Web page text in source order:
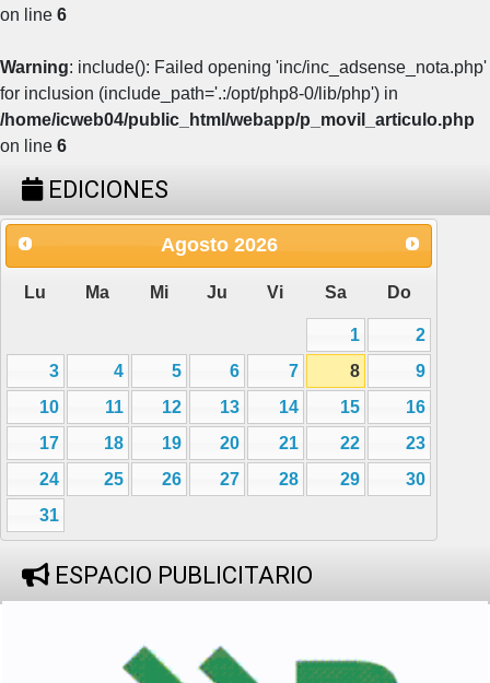
on line 6
Warning: include(): Failed opening 'inc/inc_adsense_nota.php'
for inclusion (include_path='.:/opt/php8-0/lib/php') in
/home/icweb04/public_html/webapp/p_movil_articulo.php
on line 6
EDICIONES
Agosto 2026
Lu Ma Mi Ju Vi Sa Do
1
2
3
4 5 6 7 8
9
10
11 12 13 14 15
16
17
18 19 20 21 22
23
24
25 26 27 28 29
30
31
ESPACIO PUBLICITARIO